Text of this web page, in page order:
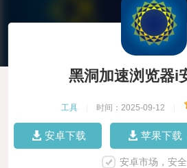
黑洞加速浏览器i
工具 时间：2025-09-12
安卓下载 苹果下载
安卓市场，安